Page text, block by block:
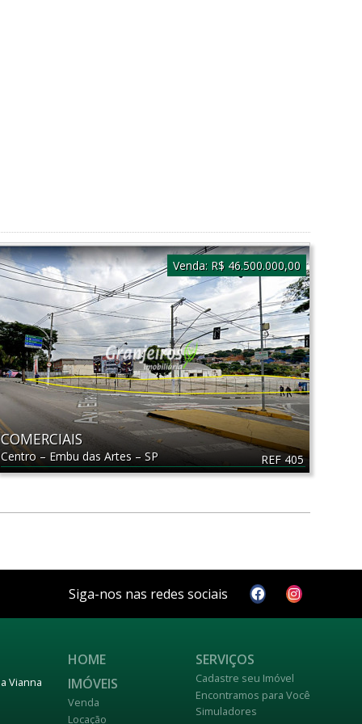
REF 405
COMERCIAIS
Centro – Embu das Artes – SP
Venda: R$ 46.500.000,00
Siga-nos nas redes sociais
Vianna
HOME
IMÓVEIS
Venda
Locação
SERVIÇOS
Cadastre seu Imóvel
Encontramos para Você
Simuladores